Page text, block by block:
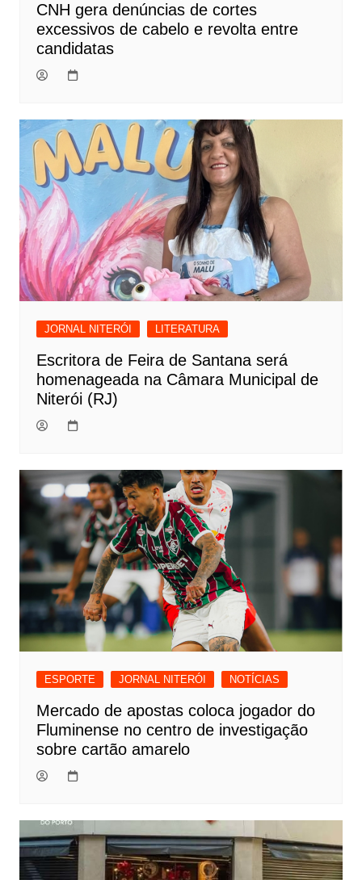
CNH gera denúncias de cortes
excessivos de cabelo e revolta entre
candidatas
JORNAL NITERÓI LITERATURA
Escritora de Feira de Santana será
homenageada na Câmara Municipal de
Niterói (RJ)
ESPORTE JORNAL NITERÓI NOTÍCIAS
Mercado de apostas coloca jogador do
Fluminense no centro de investigação
sobre cartão amarelo